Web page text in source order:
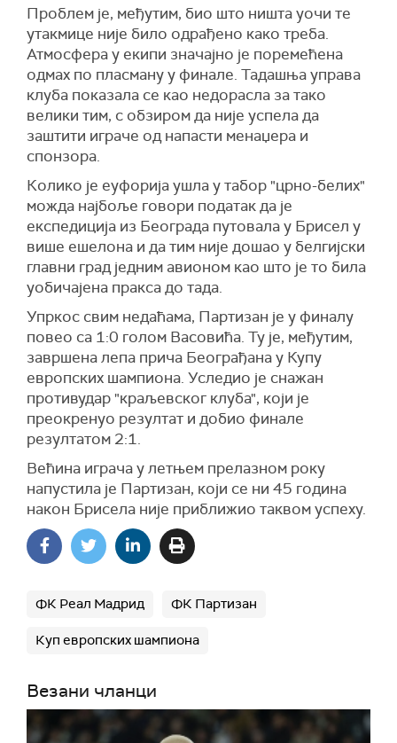
Проблем је, међутим, био што ништа уочи те
утакмице није било одрађено како треба.
Атмосфера у екипи значајно је поремећена
одмах по пласману у финале. Тадашња управа
клуба показала се као недорасла за тако
велики тим, с обзиром да није успела да
заштити играче од напасти менаџера и
спонзора.
Колико је еуфорија ушла у табор "црно-белих"
можда најбоље говори податак да је
експедиција из Београда путовала у Брисел у
више ешелона и да тим није дошао у белгијски
главни град једним авионом као што је то била
уобичајена пракса до тада.
Упркос свим недаћама, Партизан је у финалу
повео са 1:0 голом Васовића. Ту је, међутим,
завршена лепа прича Београђана у Купу
европских шампиона. Уследио је снажан
противудар "краљевског клуба", који је
преокренуо резултат и добио финале
резултатом 2:1.
Већина играча у летњем прелазном року
напустила је Партизан, који се ни 45 година
након Брисела није приближио таквом успеху.
ФК Реал Мадрид ФК Партизан
Куп европских шампиона
Везани чланци